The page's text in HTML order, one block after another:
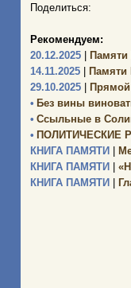
Поделиться:
Рекомендуем:
20.12.2025
14.11.2025
Памяти
29.10.2025
• Без вины
• Ссыльные в
• ПОЛИТИЧЕСКИЕ
КНИГА ПАМЯТИ
КНИГА ПАМЯТИ
КНИГА ПАМЯТИ